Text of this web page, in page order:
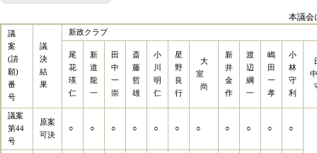
本議会
議
案
(請
願)
番
号
議
決
結
果
新政クラブ
尾
花
瑛
仁
新
道
龍
一
田
中
一
崇
斎
藤
哲
雄
小
川
明
仁
星
野
良
行
大
室
尚
新
井
金
作
渡
辺
綱
一
嶋
田
一
孝
小
林
守
利
議案
第44
号
原案
可決
○ ○ ○ ○ ○ ○ ○ ○ ○ ○ ○